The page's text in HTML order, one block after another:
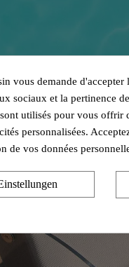
vous demande
sociaux et la pertinence
utilisés pour vous offrir
personnalisées.
de vos données